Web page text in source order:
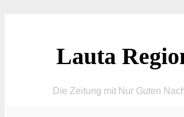
Lauta
Die Zeitung mit Nur Guten